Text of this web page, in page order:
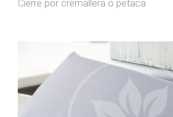
Cierre por cremallera o petaca